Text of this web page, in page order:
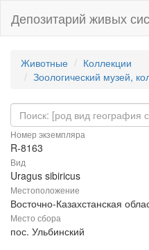
Депозитарий живых
Животные
Коллекции
Зоологический музей,
Номер экземпляра
R-8163
Вид
Uragus sibiricus
Местоположение
Восточно-Казахстанская
Место сбора
пос. Ульбинский